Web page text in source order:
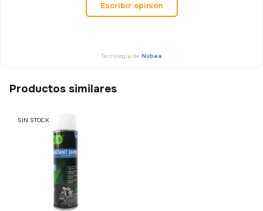
Escribir opinión
Tecnología de Nubea
Productos similares
SIN STOCK